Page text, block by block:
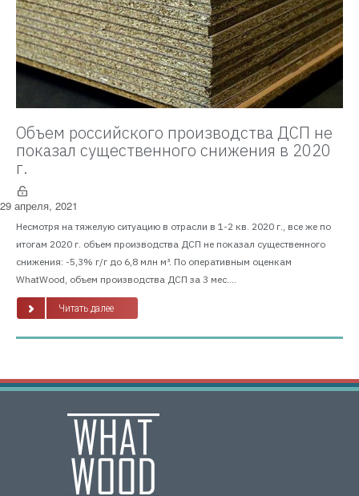
Объем российского производства ДСП не
показал существенного снижения в 2020
г.
29 апреля, 2021
Несмотря на тяжелую ситуацию в отрасли в 1-2 кв. 2020 г., все же по
итогам 2020 г. объем производства ДСП не показал существенного
снижения: -5,3% г/г до 6,8 млн м³. По оперативным оценкам
WhatWood, объем производства ДСП за 3 мес....
Читать далее